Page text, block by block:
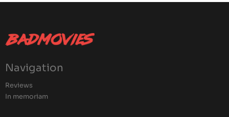
Navigation
Reviews
In memoriam